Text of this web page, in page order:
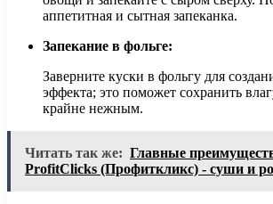
аппетитная и сытная запеканка.
Запекание в фольге:
Заверните куски в фольгу для
эффекта; это поможет сохранить
крайне нежным.
Читать так же: Главные
ProfitClicks (Профиткликс) - суши и